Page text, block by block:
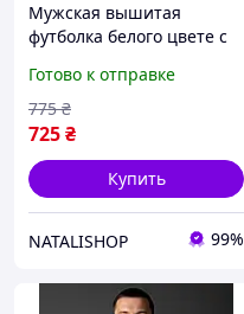
Мужская вышитая
футболка белого цвете с
размеры 2ХL, 3ХL, 4ХL,
5ХL, 6ХL
Готово к отправке
725₴
775 ₴
Купить
NATALISHOP 99%